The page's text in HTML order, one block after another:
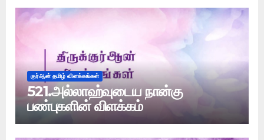
குர்ஆன் தமிழ் விளக்கங்கள்
521.அல்லாஹ்வுடைய நான்கு
பண்புகளின் விளக்கம்